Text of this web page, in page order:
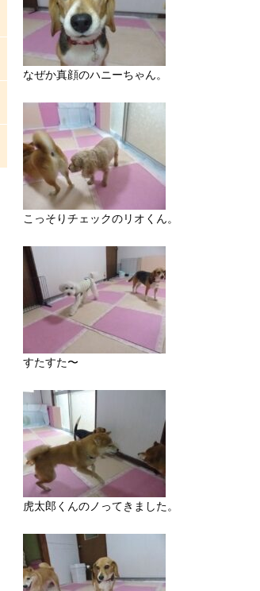
なぜか真顔のハニーちゃん。
こっそりチェックのリオくん。
すたすた〜
虎太郎くんのノってきました。